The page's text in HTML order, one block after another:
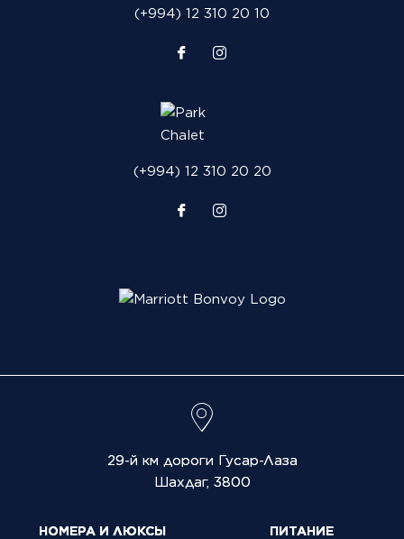
(+994) 12 310 20 10
(+994) 12 310 20 20
29-й км дороги Гусар-Лаза
Шахдаг, 3800
НОМЕРА И ЛЮКСЫ
ПИТАНИЕ